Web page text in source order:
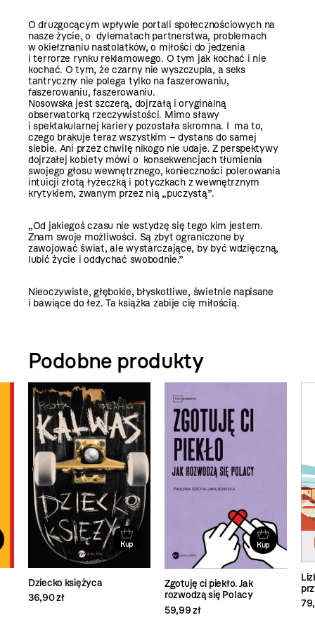
O druzgocącym wpływie portali społecznościowych na
nasze życie, o dylematach partnerstwa, problemach
w okiełznaniu nastolatków, o miłości do jedzenia
i terrorze rynku reklamowego. O tym jak kochać i nie
kochać. O tym, że czarny nie wyszczupla, a seks
tantryczny nie polega tylko na faszerowaniu,
faszerowaniu, faszerowaniu.
Nosowska jest szczerą, dojrzałą i oryginalną
obserwatorką rzeczywistości. Mimo sławy
i spektakularnej kariery pozostała skromna. I ma to,
czego brakuje teraz wszystkim – dystans do samej
siebie. Ani przez chwilę nikogo nie udaje. Z perspektywy
dojrzałej kobiety mówi o konsekwencjach tłumienia
swojego głosu wewnętrznego, konieczności polerowania
intuicji złotą łyżeczką i potyczkach z wewnętrznym
krytykiem, zwanym przez nią „puczystą”.
„Od jakiegoś czasu nie wstydzę się tego kim jestem.
Znam swoje możliwości. Są zbyt ograniczone by
zawojować świat, ale wystarczające, by być wdzięczną,
lubić życie i oddychać swobodnie.”
Nieoczywiste, głębokie, błyskotliwe, świetnie napisane
i bawiące do łez. Ta książka zabije cię miłością.
Podobne produkty
Kup
Dziecko księżyca
36,90 zł
Kup
Zgotuję ci piekło. Jak
rozwodzą się Polacy
59,99 zł